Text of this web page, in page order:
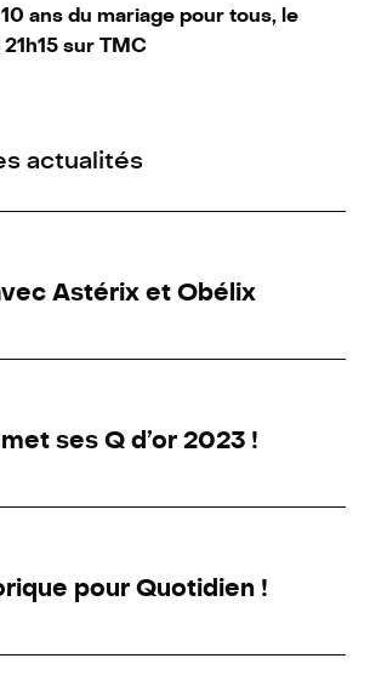
ans du mariage pour tous, le
sur TMC
actualités
Astérix et Obélix
ses Q d’or 2023 !
pour Quotidien !